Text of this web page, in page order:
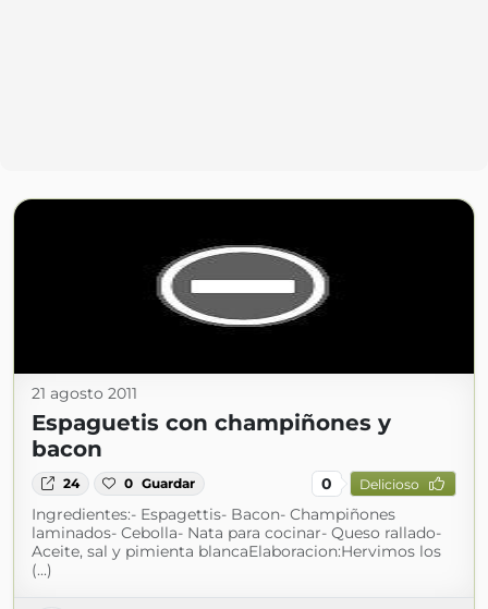
21 agosto 2011
Espaguetis con champiñones y
bacon
24 0 Guardar 0 Delicioso
Ingredientes:- Espagettis- Bacon- Champiñones
laminados- Cebolla- Nata para cocinar- Queso rallado-
Aceite, sal y pimienta blancaElaboracion:Hervimos los
(...)